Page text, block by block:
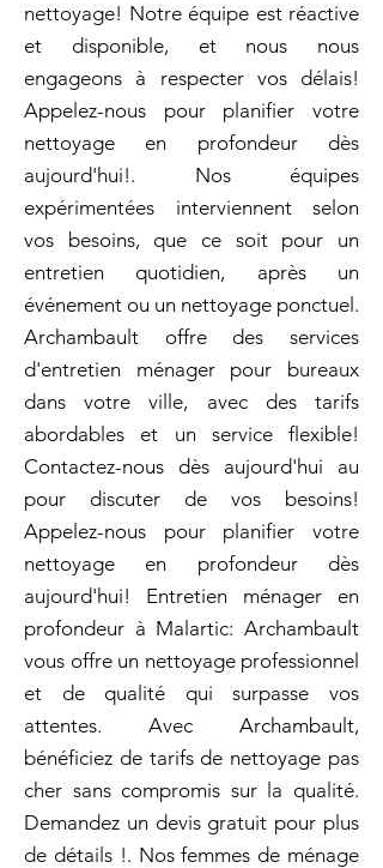
nettoyage! Notre équipe est réactive
et disponible, et nous nous
engageons à respecter vos délais!
Appelez-nous pour planifier votre
nettoyage en profondeur dès
aujourd'hui!. Nos équipes
expérimentées interviennent selon
vos besoins, que ce soit pour un
entretien quotidien, après un
événement ou un nettoyage ponctuel.
Archambault offre des services
d'entretien ménager pour bureaux
dans votre ville, avec des tarifs
abordables et un service flexible!
Contactez-nous dès aujourd'hui au
pour discuter de vos besoins!
Appelez-nous pour planifier votre
nettoyage en profondeur dès
aujourd'hui! Entretien ménager en
profondeur à Malartic: Archambault
vous offre un nettoyage professionnel
et de qualité qui surpasse vos
attentes. Avec Archambault,
bénéficiez de tarifs de nettoyage pas
cher sans compromis sur la qualité.
Demandez un devis gratuit pour plus
de détails !. Nos femmes de ménage